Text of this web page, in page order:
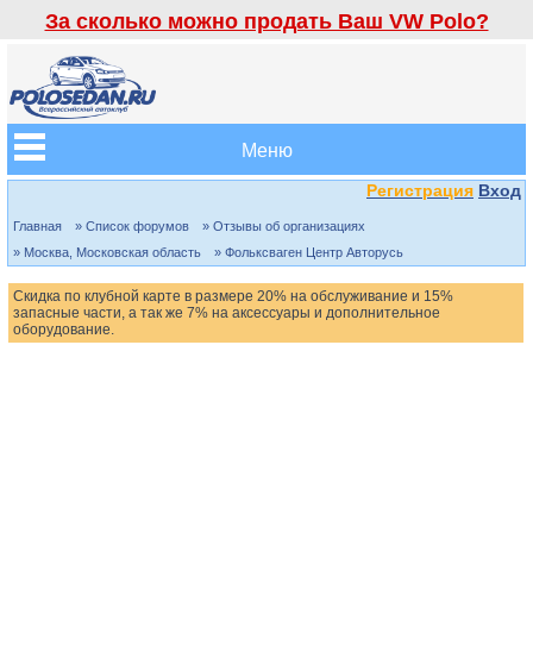
За сколько можно продать Ваш VW Polo?
Меню
Регистрация Вход
Главная » Список форумов
» Отзывы об организациях
» Москва, Московская область
» Фольксваген Центр Авторусь
Скидка по клубной карте в размере 20% на обслуживание и 15%
запасные части, а так же 7% на аксессуары и дополнительное
оборудование.